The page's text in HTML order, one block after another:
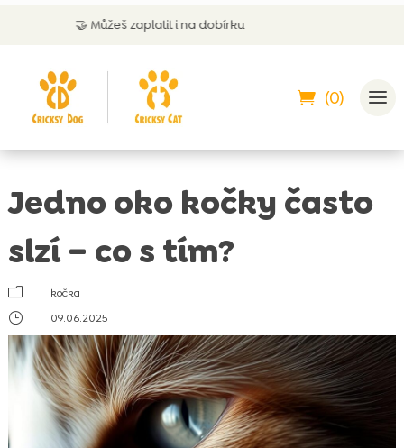
zaplatit i na dobírku
(0)
Jedno oko kočky často
slzí – co s tím?
m
kočka
}
09.06.2025